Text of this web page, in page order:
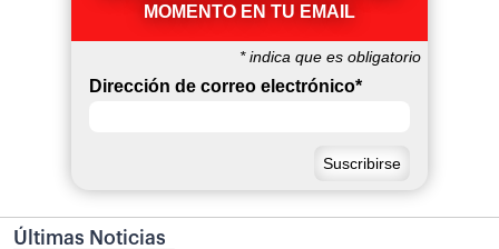
MOMENTO EN TU EMAIL
*indica que es obligatorio
Dirección de correo electrónico*
Últimas Noticias